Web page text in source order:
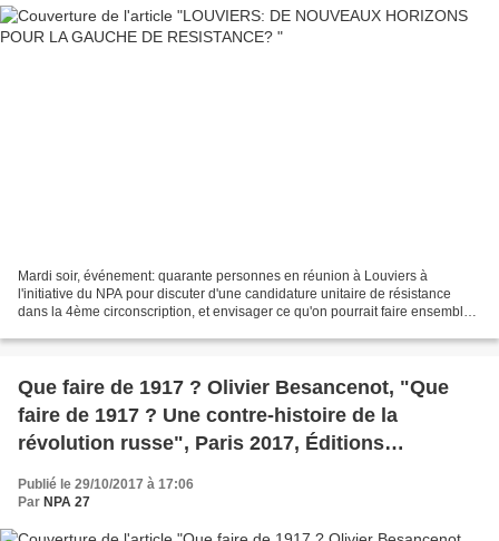
Mardi soir, événement: quarante personnes en réunion à Louviers à
l'initiative du NPA pour discuter d'une candidature unitaire de résistance
dans la 4ème circonscription, et envisager ce qu'on pourrait faire ensemble
Que faire de 1917 ? Olivier Besancenot, "Que
faire de 1917 ? Une contre-histoire de la
révolution russe", Paris 2017, Éditions
Autrement, 17,00 €
Publié le 29/10/2017 à 17:06
Par NPA 27